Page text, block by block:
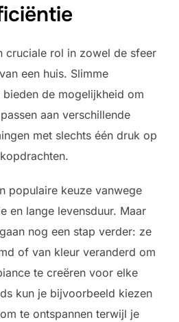
cruciale rol in zowel de sfeer
een huis. Slimme
de mogelijkheid om
aan verschillende
met slechts één druk op
populaire keuze vanwege
en lange levensduur. Maar
nog een stap verder: ze
of van kleur veranderd om
te creëren voor elke
kun je bijvoorbeeld kiezen
te ontspannen terwijl je